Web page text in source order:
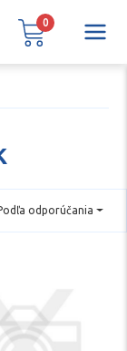
odporúčania
0